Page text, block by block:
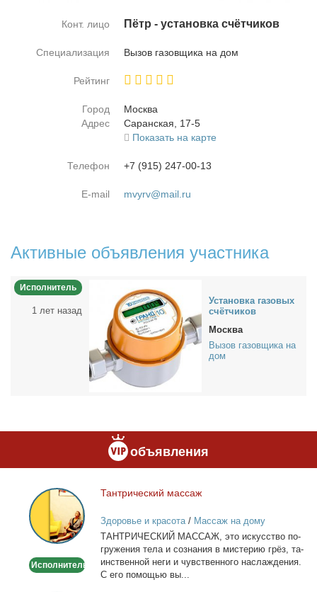
Конт. лицо Пётр - уста­нов­ка счёт­чи­ков
Специализация Вы­зов га­зов­щи­ка на дом
Рейтинг
Город
Москва
Адрес
Са­ран­ская, 17-5
Показать на карте
Телефон +7 (915) 247-00-13
E-mail mvyrv@mail.ru
Активные объявления участника
Исполнитель
1 лет назад
Уста­нов­ка га­зо­вых
счёт­чи­ков
Москва
Вызов газовщика на
дом
объявления
Тантрический
массаж
Исполнитель
Тан­три­че­ский мас­саж
Здоровье и красота/ Массаж на дому
ТАНТРИЧЕСКИЙ МАССАЖ, это ис­кус­ство по­
гру­же­ния те­ла и со­зна­ния в ми­сте­рию грёз, та­
ин­ствен­ной неги и чув­ствен­но­го на­сла­жде­ния.
С его по­мо­щью вы...